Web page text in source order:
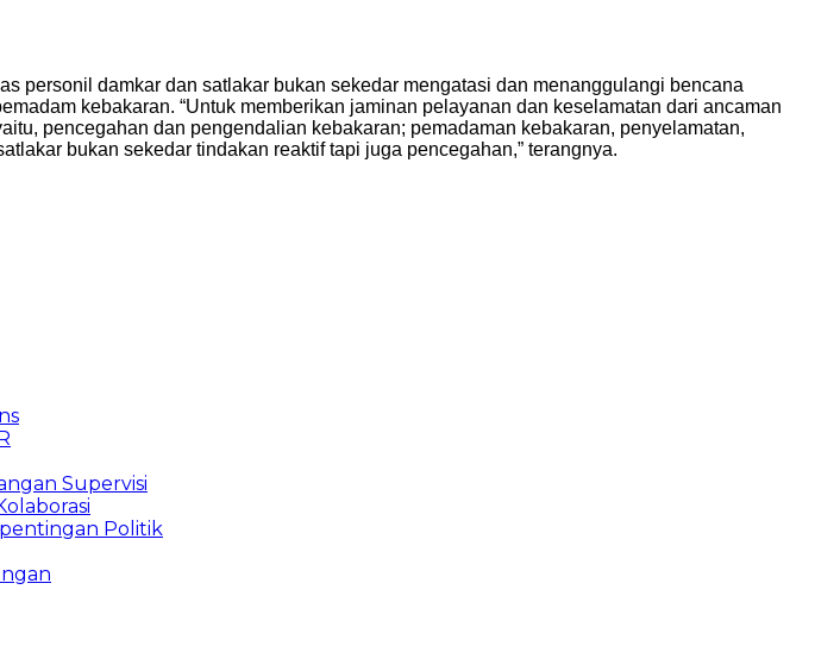
personil damkar dan satlakar bukan sekedar mengatasi dan menanggulangi bencana
kebakaran. “Untuk memberikan jaminan pelayanan dan keselamatan dari ancaman
pencegahan dan pengendalian kebakaran; pemadaman kebakaran, penyelamatan,
bukan sekedar tindakan reaktif tapi juga pencegahan,” terangnya.
Supervisi
Politik